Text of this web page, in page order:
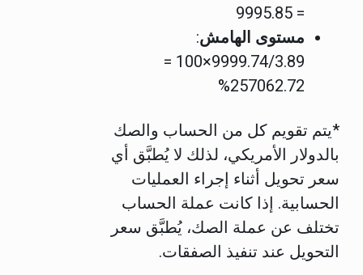
= 9995.85
مستوى الهامش:
9999.74/3.89×100 =
257062.72%
*يتم تقويم كل من الحساب والصك
بالدولار الأمريكي، لذلك لا يُطبَّق أي
سعر تحويل أثناء إجراء العمليات
الحسابية. إذا كانت عملة الحساب
تختلف عن عملة الصك، يُطبَّق سعر
التحويل عند تنفيذ الصفقات.